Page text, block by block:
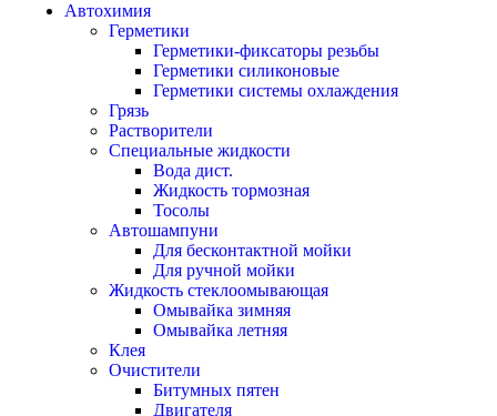
Автохимия
Герметики
Герметики-фиксаторы резьбы
Герметики силиконовые
Герметики системы охлаждения
Грязь
Растворители
Специальные жидкости
Вода дист.
Жидкость тормозная
Тосолы
Автошампуни
Для бесконтактной мойки
Для ручной мойки
Жидкость стеклоомывающая
Омывайка зимняя
Омывайка летняя
Клея
Очистители
Битумных пятен
Двигателя